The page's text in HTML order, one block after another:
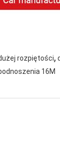
rozpiętości,
16M